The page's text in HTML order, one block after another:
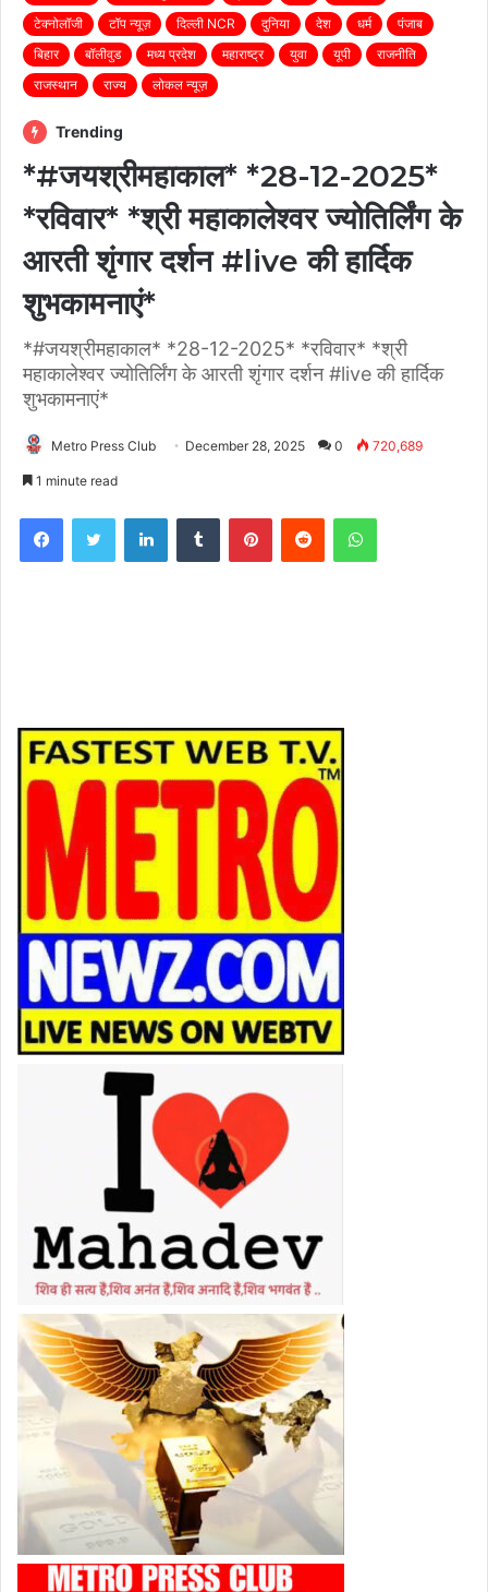
टेक्नोलॉजी
टॉप न्यूज़ दिल्ली NCR दुनिया देश धर्म
पंजाब
बिहार
बॉलीवुड मध्य प्रदेश महाराष्ट्र युवा यूपी
राजनीति
राजस्थान
राज्य लोकल न्यूज़
Trending
*#जयश्रीमहाकाल* *28-12-2025*
*रविवार* *श्री महाकालेश्वर ज्योतिर्लिंग के
आरती शृंगार दर्शन #live की हार्दिक
शुभकामनाएं*
*#जयश्रीमहाकाल* *28-12-2025* *रविवार* *श्री
महाकालेश्वर ज्योतिर्लिंग के आरती शृंगार दर्शन #live की हार्दिक
शुभकामनाएं*
Metro Press Club December 28, 2025 0 720,689
1 minute read
FacebookTwitter LinkedInTumblr PinterestReddit WhatsApp